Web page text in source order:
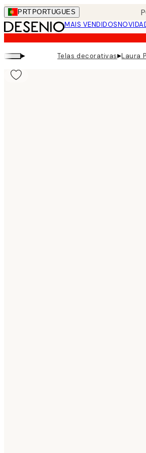
Skip
to
main
content.
PRT PORTUGUES
MAIS VENDIDOS
▸ Telas decorativas▸Laura